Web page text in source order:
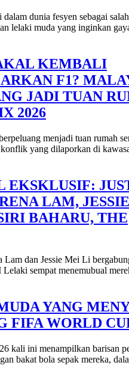
dunia fesyen sebagai
lelaki muda yang inginkan
KEMBALI
F1?
JADI TUAN
2026
menjadi tuan rumah
yang dilaporkan di
EKSKLUSIF:
LAM,
BAHARU, THE
Lam dan Jessie Mei Li
sempat menemubual
YANG
FIFA WORLD
kali ini menampilkan barisan
bakat bola sepak mereka,